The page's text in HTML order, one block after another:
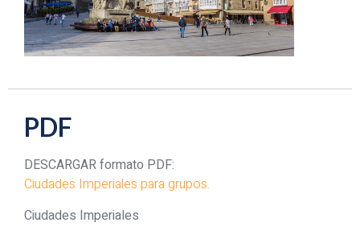
PDF
DESCARGAR formato PDF:
Ciudades Imperiales para grupos.
Ciudades Imperiales